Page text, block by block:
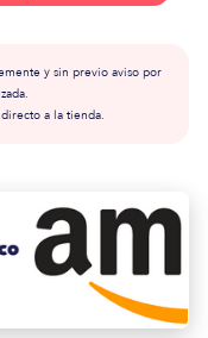
y sin previo aviso por
a la tienda.